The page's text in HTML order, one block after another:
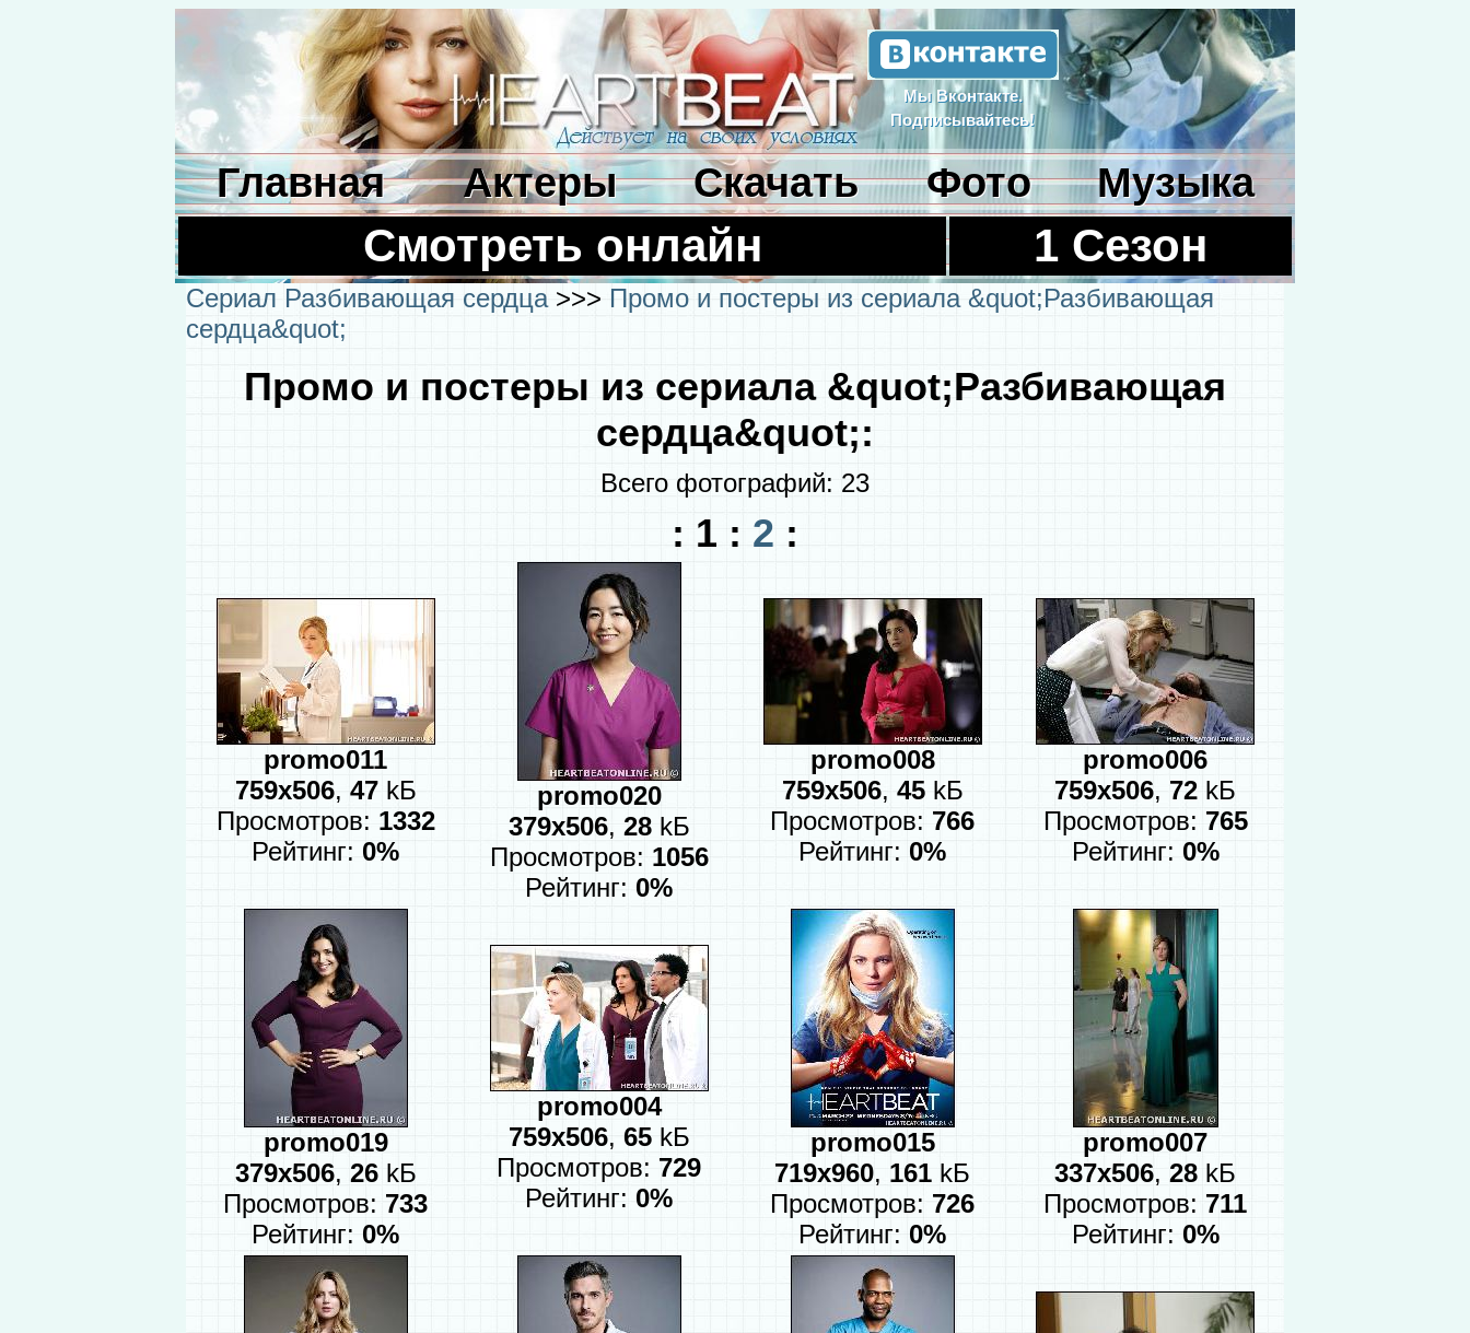
Мы Вконтакте.
Подписывайтесь!
Главная Актеры Скачать Фото Музыка
Смотреть онлайн 1 Сезон
Сериал Разбивающая сердца>>> Промо и постеры из сериала &quot;Разбивающая
сердца&quot;
Промо и постеры из сериала &quot;Разбивающая
сердца&quot;:
Всего фотографий: 23
: 1 : 2 :
promo011
759x506, 47kБ
Просмотров: 1332
Рейтинг: 0%
promo020
379x506, 28kБ
Просмотров: 1056
Рейтинг: 0%
promo008
759x506, 45kБ
Просмотров: 766
Рейтинг: 0%
promo006
759x506, 72 kБ
Просмотров: 765
Рейтинг: 0%
promo019
379x506, 26kБ
Просмотров: 733
Рейтинг: 0%
promo004
759x506, 65kБ
Просмотров: 729
Рейтинг: 0%
promo015
719x960, 161 kБ
Просмотров: 726
Рейтинг: 0%
promo007
337x506, 28 kБ
Просмотров: 711
Рейтинг: 0%